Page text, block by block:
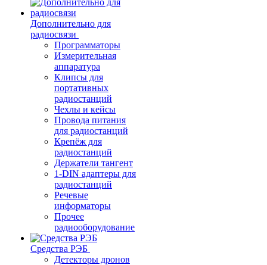
Дополнительно для
радиосвязи
Программаторы
Измерительная
аппаратура
Клипсы для
портативных
радиостанций
Чехлы и кейсы
Провода питания
для радиостанций
Крепёж для
радиостанций
Держатели тангент
1-DIN адаптеры для
радиостанций
Речевые
информаторы
Прочее
радиооборудование
Средства РЭБ
Детекторы дронов